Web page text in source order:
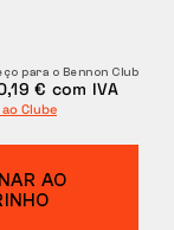
para o Bennon Club
€ com IVA
Clube
AO